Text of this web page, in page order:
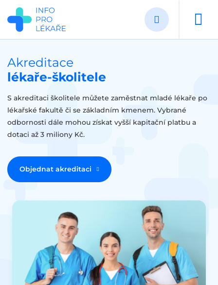
Přejít
hlavnímu
obsahu
Akreditace
lékaře-školitele
S akreditaci školitele můžete zaměstnat mladé lékaře po
lékařské fakultě či se základním kmenem. Vybrané
odbornosti dále mohou získat vyšší kapitační platbu a
dotaci až 3 miliony Kč.
Objednat akreditaci